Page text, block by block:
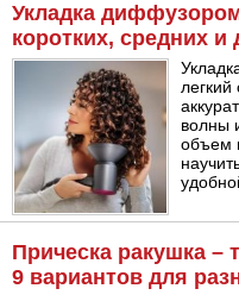
Укладка
коротких, средних
волны
объем
Прическа ракушка –
9 вариантов для